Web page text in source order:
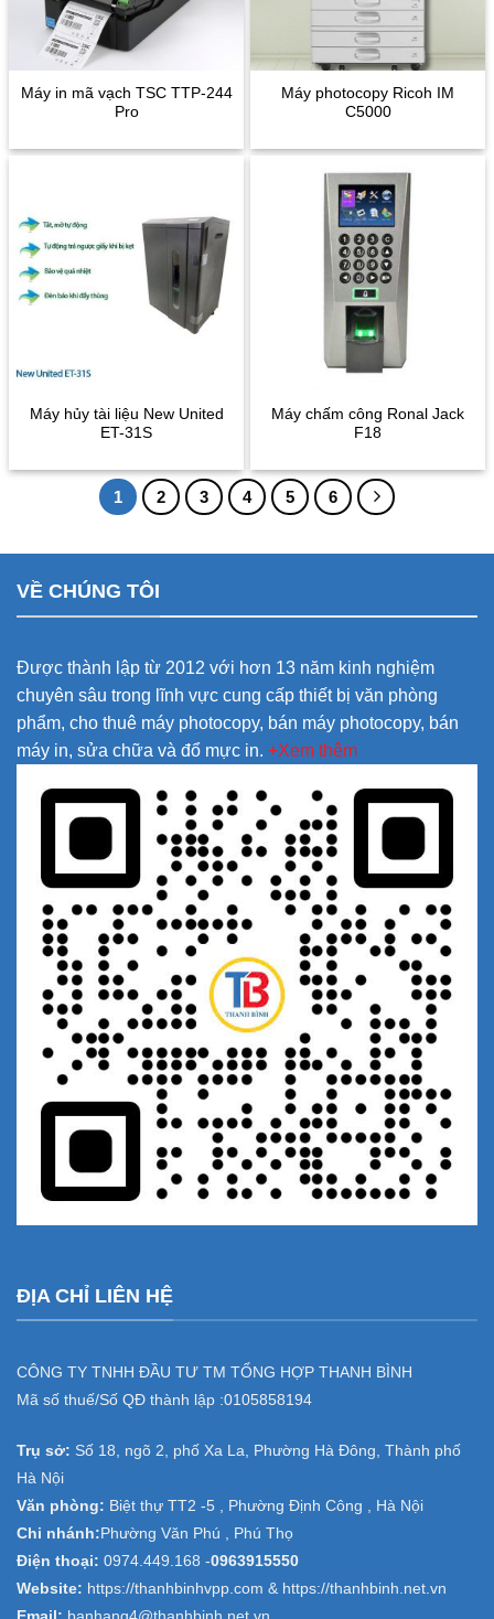
Máy in mã vạch TSC TTP-244
Pro
Máy photocopy Ricoh IM
C5000
Máy hủy tài liệu New United
ET-31S
Máy chấm công Ronal Jack
F18
1 2 3 4 5 6
VỀ CHÚNG TÔI
Được thành lập từ 2012 với hơn 13 năm kinh nghiệm
chuyên sâu trong lĩnh vực cung cấp thiết bị văn phòng
phẩm, cho thuê máy photocopy, bán máy photocopy, bán
máy in, sửa chữa và đổ mực in. +Xem thêm
ĐỊA CHỈ LIÊN HỆ
CÔNG TY TNHH ĐẦU TƯ TM TỔNG HỢP THANH BÌNH
Mã số thuế/Số QĐ thành lập :0105858194
Trụ sở: Số 18, ngõ 2, phố Xa La, Phường Hà Đông, Thành phố
Hà Nội
Văn phòng: Biệt thự TT2 -5 , Phường Định Công , Hà Nội
Chi nhánh: Phường Văn Phú , Phú Thọ
Điện thoại: 0974.449.168 -0963915550
Website: https://thanhbinhvpp.com & https://thanhbinh.net.vn